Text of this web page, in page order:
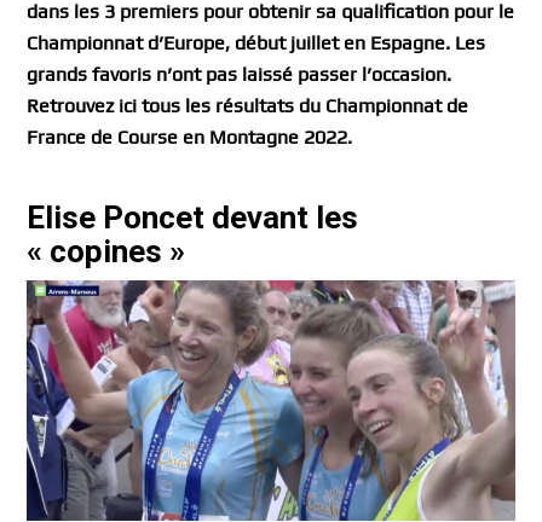
dans les 3 premiers pour obtenir sa qualification pour le
Championnat d’Europe, début juillet en Espagne. Les
grands favoris n’ont pas laissé passer l’occasion.
Retrouvez ici tous les résultats du Championnat de
France de Course en Montagne 2022.
Elise Poncet devant les
« copines »